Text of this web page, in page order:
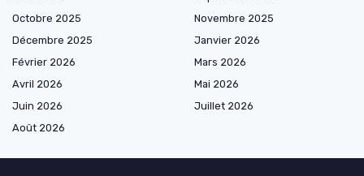
Octobre 2025
Novembre 2025
Décembre 2025
Janvier 2026
Février 2026
Mars 2026
Avril 2026
Mai 2026
Juin 2026
Juillet 2026
Août 2026